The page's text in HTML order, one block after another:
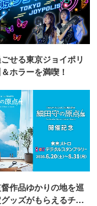
せる東京ジョイポリ
ホラーを満喫！
作品ゆかりの地を巡
ッズがもらえるチャ